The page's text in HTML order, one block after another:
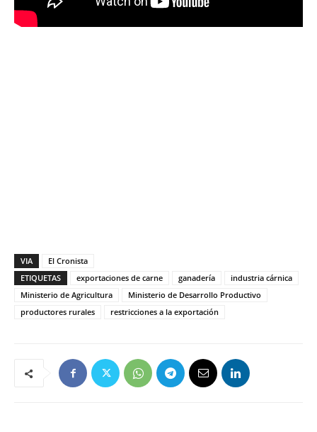
VIA
El Cronista
ETIQUETAS
exportaciones de carne ganadería
industria cárnica
Ministerio de Agricultura
Ministerio de Desarrollo Productivo
productores rurales
restricciones a la exportación